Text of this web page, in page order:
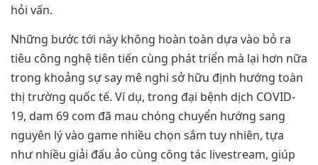
hỏi vấn.
Những bước tới này không hoàn toàn dựa vào bỏ ra
tiêu công nghệ tiên tiến cùng phát triển mà lại hơn nữa
trong khoảng sự say mê nghi sở hữu định hướng toàn
thị trường quốc tế. Ví dụ, trong đại bệnh dịch COVID-
19, dam 69 com đã mau chóng chuyển hướng sang
nguyên lý vào game nhiều chọn sắm tuy nhiên, tựa
như nhiều giải đấu ảo cùng công tác livestream, giúp